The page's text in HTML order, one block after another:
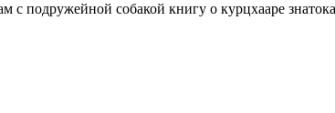
подружейной собакой книгу о курцхааре